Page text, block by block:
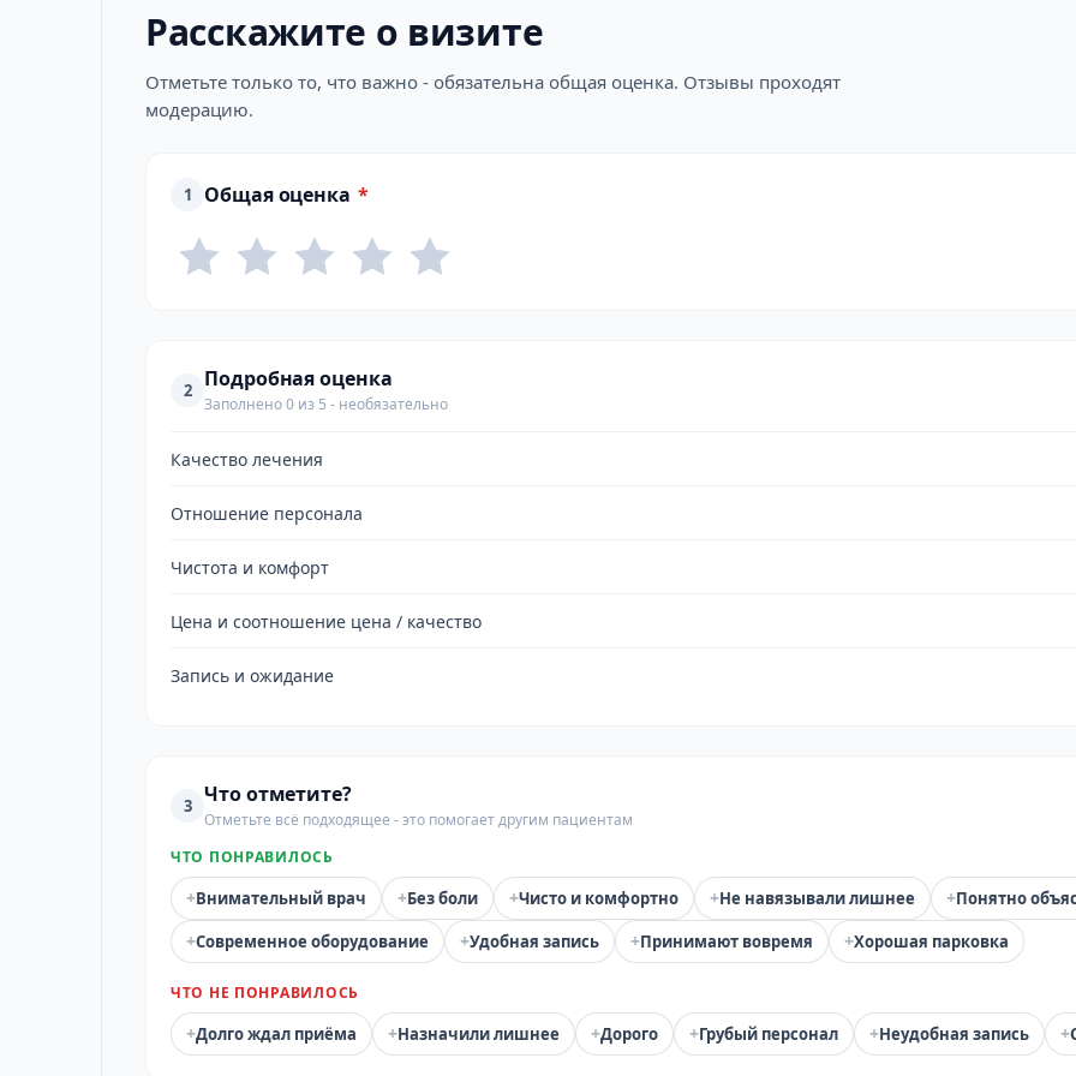
Расскажите о визите
Отметьте только то, что важно - обязательна общая оценка. Отзывы проходят
модерацию.
1 Общая оценка *
2 Подробная оценка
Заполнено 0 из 5 - необязательно
Качество лечения
Отношение персонала
Чистота и комфорт
Цена и соотношение цена / качество
Запись и ожидание
3 Что отметите?
Отметьте всё подходящее - это помогает другим пациентам
ЧТО ПОНРАВИЛОСЬ
+Внимательный врач +Без боли +Чисто и комфортно +Не навязывали лишнее +Понятно
+Современное оборудование +Удобная запись +Принимают вовремя +Хорошая парковка
ЧТО НЕ ПОНРАВИЛОСЬ
+Долго ждал приёма +Назначили лишнее +Дорого +Грубый персонал +Неудобная запись +